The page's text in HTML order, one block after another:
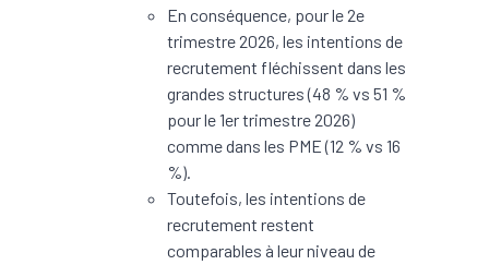
En conséquence, pour le 2e
trimestre 2026, les intentions de
recrutement fléchissent dans les
grandes structures (48 % vs 51 %
pour le 1er trimestre 2026)
comme dans les PME (12 % vs 16
%).
Toutefois, les intentions de
recrutement restent
comparables à leur niveau de